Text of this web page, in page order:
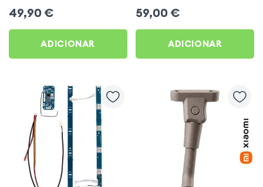
49,90 €
ADICIONAR
59,00 €
ADICIONAR